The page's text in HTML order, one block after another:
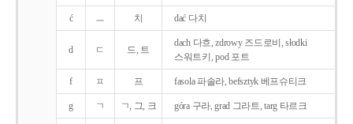
ć ㅡ 치 dać 다치
d ㄷ 드, 트
dach 다흐, zdrowy 즈드로비, słodki
스워트키, pod 포트
f ㅍ 프 fasola 파솔라, befsztyk 베프슈티크
g ㄱ ㄱ, 그, 크 góra 구라, grad 그라트, targ 타르크